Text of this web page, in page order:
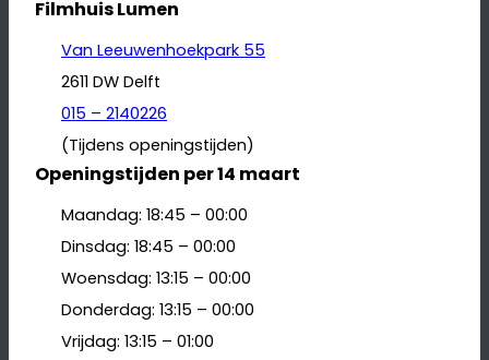
Filmhuis Lumen
Van Leeuwenhoekpark 55
2611 DW Delft
015 – 2140226
(Tijdens openingstijden)
Openingstijden per 14 maart
Maandag: 18:45 – 00:00
Dinsdag: 18:45 – 00:00
Woensdag: 13:15 – 00:00
Donderdag: 13:15 – 00:00
Vrijdag: 13:15 – 01:00